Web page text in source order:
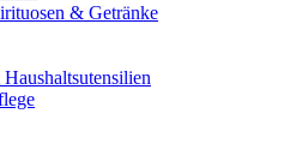
& Getränke